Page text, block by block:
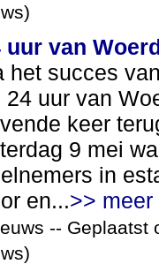
uur van
het succes
24 uur van
keer
9 mei
in
en...>> meer
-- Geplaatst